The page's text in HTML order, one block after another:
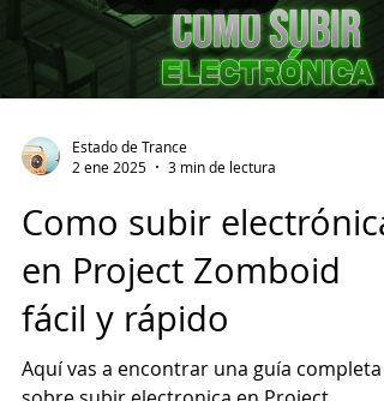
Load video
2 ene 2025
3 min de lectura
Como subir electrónica
en Project Zomboid
fácil y rápido